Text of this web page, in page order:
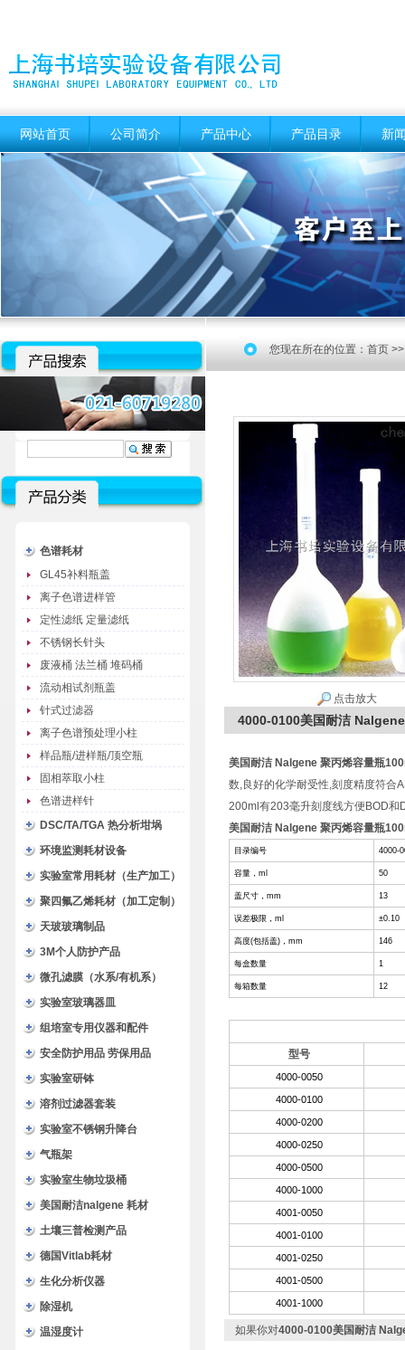
网站首页 公司简介 产品中心 产品目录 新
色谱耗材
GL45补料瓶盖
离子色谱进样管
定性滤纸 定量滤纸
不锈钢长针头
废液桶 法兰桶 堆码桶
流动相试剂瓶盖
针式过滤器
离子色谱预处理小柱
样品瓶/进样瓶/顶空瓶
固相萃取小柱
色谱进样针
DSC/TA/TGA 热分析坩埚
环境监测耗材设备
实验室常用耗材（生产加工）
聚四氟乙烯耗材（加工定制）
天玻玻璃制品
3M个人防护产品
微孔滤膜（水系/有机系）
实验室玻璃器皿
组培室专用仪器和配件
安全防护用品 劳保用品
实验室研钵
溶剂过滤器套装
实验室不锈钢升降台
气瓶架
实验室生物垃圾桶
美国耐洁nalgene 耗材
土壤三普检测产品
德国Vitlab耗材
生化分析仪器
除湿机
温湿度计
您现在所在的位置： 首页
点击放大
4000-0100美国耐洁
美国耐洁 Nalgene 聚丙烯容量瓶
数,良好的化学耐受性,刻度精度符合
200ml有203毫升刻度线方便BOD和
美国耐洁 Nalgene 聚丙烯容量瓶
目录编号 4000-
容量，ml 50
盖尺寸，mm 13
误差极限，ml ±0.10
高度(包括盖)，mm 146
每盒数量 1
每箱数量 12
型号
4000-0050
4000-0100
4000-0200
4000-0250
4000-0500
4000-1000
4001-0050
4001-0100
4001-0250
4001-0500
4001-1000
如果你对4000-0100美国耐洁